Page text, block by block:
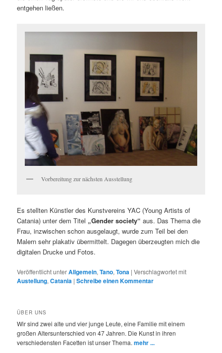
entgehen ließen.
Vorbereitung zur nächsten Ausstellung
Es stellten Künstler des Kunstvereins YAC (Young Artists of
Catania) unter dem Titel „Gender society“ aus. Das Thema die
Frau, inzwischen schon ausgelaugt, wurde zum Teil bei den
Malern sehr plakativ übermittelt. Dagegen überzeugten mich die
digitalen Drucke und Fotos.
Veröffentlicht unterAllgemein,Tano,Tona |Verschlagwortet mit
Austellung,Catania |Schreibe einen Kommentar
ÜBER UNS
Wir sind zwei alte und vier junge Leute, eine Familie mit einem
großen Altersunterschied von 47 Jahren. Die Kunst in ihren
verschiedensten Facetten ist unser Thema.mehr ...